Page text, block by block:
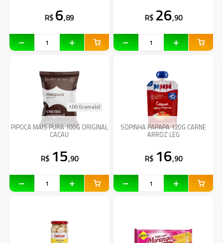
R$ 6,89 R$ 26,90
PIPOCA MAIS PURA 100G ORIGINAL
CACAU
100 Grama(s)
R$ 15,90
SOPINHA PAPAPA 120G CARNE
ARROZ LEG
R$ 16,90